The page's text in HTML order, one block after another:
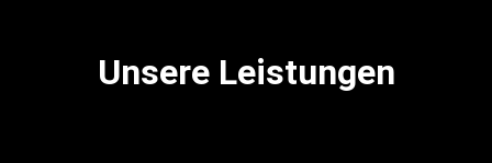
Unsere Leistungen